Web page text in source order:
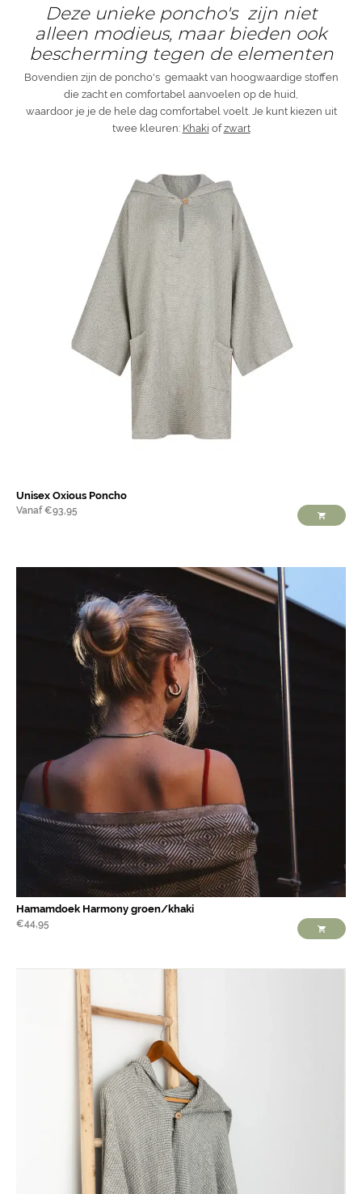
Deze unieke poncho's zijn niet
alleen modieus, maar bieden ook
bescherming tegen de elementen
Bovendien zijn de poncho's gemaakt van hoogwaardige stoffen
die zacht en comfortabel aanvoelen op de huid,
waardoor je je de hele dag comfortabel voelt. Je kunt kiezen uit
twee kleuren: Khaki ofzwart
Unisex Oxious Poncho
Vanaf €93,95
Hamamdoek Harmony groen/khaki
€44,95